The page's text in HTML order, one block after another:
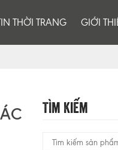
THỜI TRANG GIỚI
Tìm Kiếm